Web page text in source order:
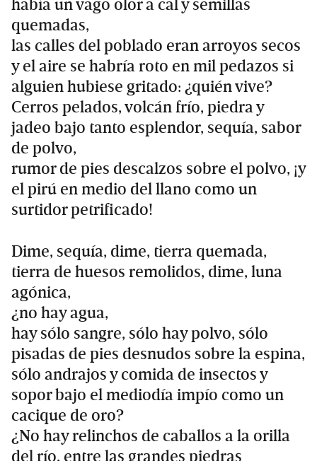
había un vago olor a cal y semillas
quemadas,
las calles del poblado eran arroyos secos
y el aire se habría roto en mil pedazos si
alguien hubiese gritado: ¿quién vive?
Cerros pelados, volcán frío, piedra y
jadeo bajo tanto esplendor, sequía, sabor
de polvo,
rumor de pies descalzos sobre el polvo, ¡y
el pirú en medio del llano como un
surtidor petrificado!
Dime, sequía, dime, tierra quemada,
tierra de huesos remolidos, dime, luna
agónica,
¿no hay agua,
hay sólo sangre, sólo hay polvo, sólo
pisadas de pies desnudos sobre la espina,
sólo andrajos y comida de insectos y
sopor bajo el mediodía impío como un
cacique de oro?
¿No hay relinchos de caballos a la orilla
del río, entre las grandes piedras